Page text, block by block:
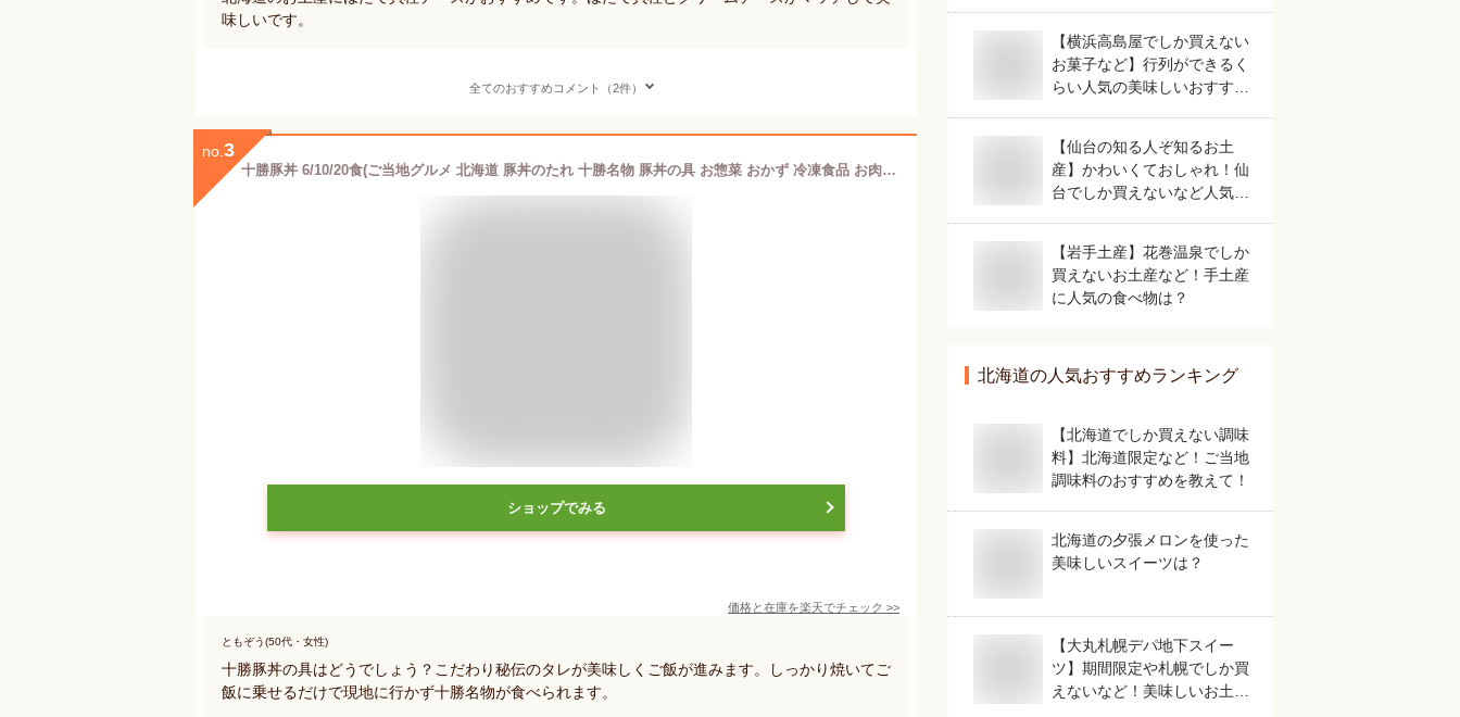
味しいです。
全てのおすすめコメント（2件）
no. 3
十勝豚丼 6/10/20食(ご当地グルメ 北海道 豚丼のたれ 十勝名物 豚丼の具 お惣菜 おかず 冷凍食品 お肉 ギフトセット お土産 北海道土産 お取り寄せグルメ 食べ物 冬ギフト 送料無料 お歳暮ギフト 肉 年末年始 お正月 ごちそう gift set 北国からの贈り物 産直ギフト)
ショップでみる
価格と在庫を楽天でチェック >>
ともぞう(50代・女性)
十勝豚丼の具はどうでしょう？こだわり秘伝のタレが美味しくご飯が進みます。しっかり焼いてご
飯に乗せるだけで現地に行かず十勝名物が食べられます。
【横浜高島屋でしか買えない
お菓子など】行列ができるく
らい人気の美味しいおすすめ
【仙台の知る人ぞ知るお土
産】かわいくておしゃれ！仙
台でしか買えないなど人気の
【岩手土産】花巻温泉でしか
買えないお土産など！手土産
に人気の食べ物は？
北海道の人気おすすめランキング
【北海道でしか買えない調味
料】北海道限定など！ご当地
調味料のおすすめを教えて！
北海道の夕張メロンを使った
美味しいスイーツは？
【大丸札幌デパ地下スイー
ツ】期間限定や札幌でしか買
えないなど！美味しいお土産